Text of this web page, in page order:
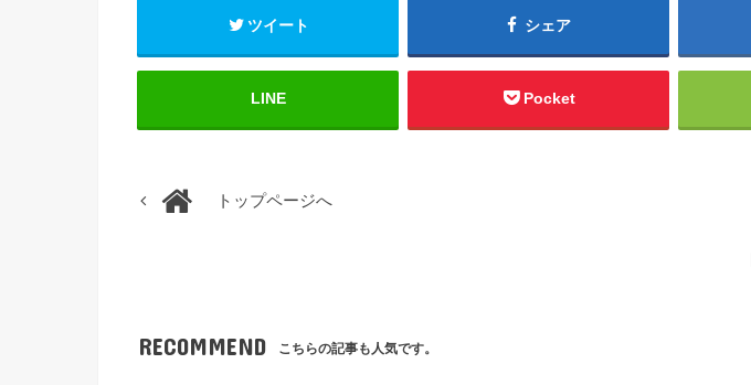
ツイート シェア
LINE Pocket
トップページへ
RECOMMEND こちらの記事も人気です。